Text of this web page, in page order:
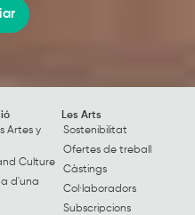
Artes y
Culture
d'una
Les Arts
Sostenibilitat
Ofertes de treball
Càstings
Col·laboradors
Subscripcions